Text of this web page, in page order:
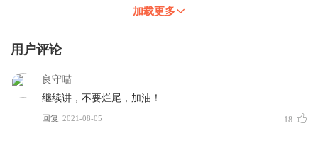
加载更多
用户评论
良守喵
继续讲，不要烂尾，加油！
回复 2021-08-05 18